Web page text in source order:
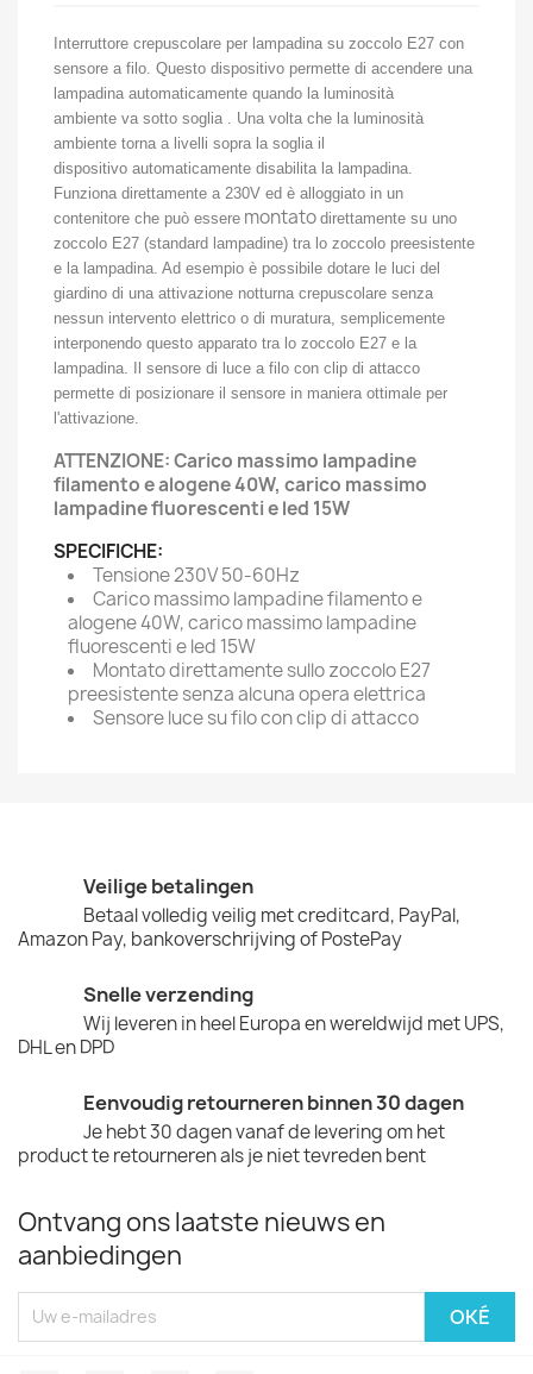
Interruttore crepuscolare per lampadina su zoccolo E27 con
sensore a filo. Questo dispositivo permette di accendere una
lampadina automaticamente quando la luminosità
ambiente va sotto soglia . Una volta che la luminosità
ambiente torna a livelli sopra la soglia il
dispositivo automaticamente disabilita la lampadina.
Funziona direttamente a 230V ed è alloggiato in un
contenitore che può essere montato direttamente su uno
zoccolo E27 (standard lampadine) tra lo zoccolo preesistente
e la lampadina. Ad esempio è possibile dotare le luci del
giardino di una attivazione notturna crepuscolare senza
nessun intervento elettrico o di muratura, semplicemente
interponendo questo apparato tra lo zoccolo E27 e la
lampadina. Il sensore di luce a filo con clip di attacco
permette di posizionare il sensore in maniera ottimale per
l'attivazione.
ATTENZIONE: Carico massimo lampadine
filamento e alogene 40W, carico massimo
lampadine fluorescenti e led 15W
SPECIFICHE:
Tensione 230V 50-60Hz
Carico massimo lampadine filamento e
alogene 40W, carico massimo lampadine
fluorescenti e led 15W
Montato direttamente sullo zoccolo E27
preesistente senza alcuna opera elettrica
Sensore luce su filo con clip di attacco
Veilige betalingen
Betaal volledig veilig met creditcard, PayPal,
Amazon Pay, bankoverschrijving of PostePay
Snelle verzending
Wij leveren in heel Europa en wereldwijd met UPS,
DHL en DPD
Eenvoudig retourneren binnen 30 dagen
Je hebt 30 dagen vanaf de levering om het
product te retourneren als je niet tevreden bent
Ontvang ons laatste nieuws en
aanbiedingen